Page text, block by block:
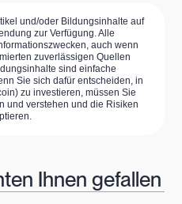
und/oder Bildungsinhalte auf
zur Verfügung. Alle
auch wenn
zuverlässigen Quellen
sind einfache
Sie sich dafür entscheiden, in
zu investieren, müssen Sie
und verstehen und die Risiken
Ihnen gefallen